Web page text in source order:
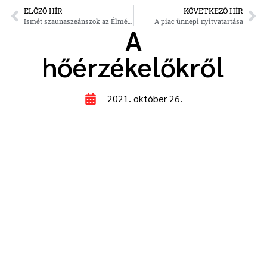
ELŐZŐ HÍR
Ismét szaunaszeánszok az Élményfürdőben!
KÖVETKEZŐ HÍR
A piac ünnepi nyitvatartása
A
hőérzékelőkről
2021. október 26.